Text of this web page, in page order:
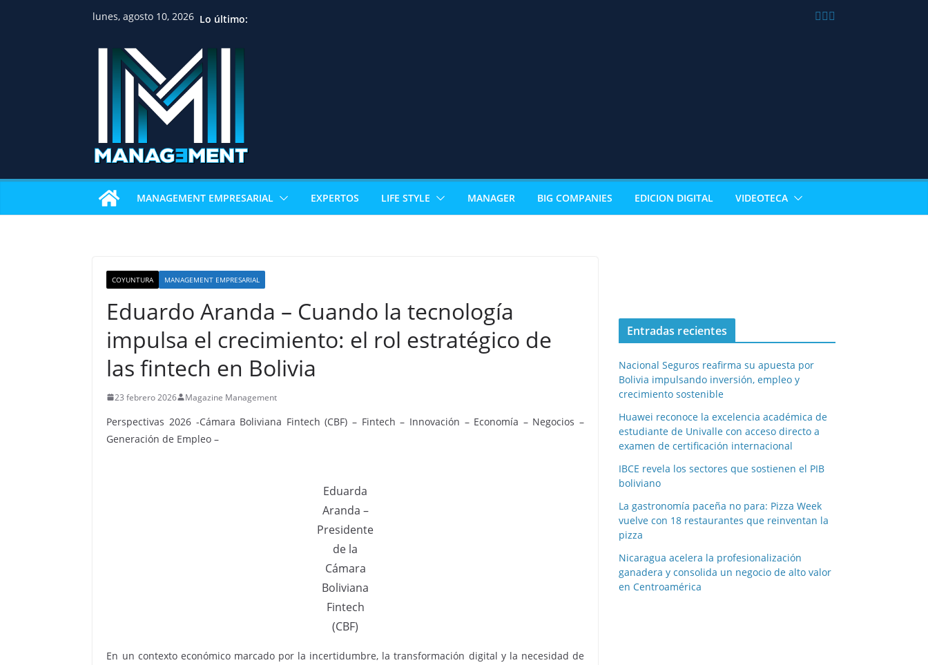
lunes, agosto 10, 2026 Lo último:
MANAGEMENT EMPRESARIAL EXPERTOS LIFE STYLE MANAGER BIG COMPANIES EDICION DIGITAL VIDEOTECA
COYUNTURA MANAGEMENT EMPRESARIAL
Eduardo Aranda – Cuando la tecnología
impulsa el crecimiento: el rol estratégico de
las fintech en Bolivia
23 febrero 2026 Magazine Management
Perspectivas 2026 -Cámara Boliviana Fintech (CBF) – Fintech – Innovación – Economía – Negocios –
Generación de Empleo –
Eduarda
Aranda –
Presidente
de la
Cámara
Boliviana
Fintech
(CBF)
En un contexto económico marcado por la incertidumbre, la transformación digital y la necesidad de
Entradas recientes
Nacional Seguros reafirma su apuesta por
Bolivia impulsando inversión, empleo y
crecimiento sostenible
Huawei reconoce la excelencia académica de
estudiante de Univalle con acceso directo a
examen de certificación internacional
IBCE revela los sectores que sostienen el PIB
boliviano
La gastronomía paceña no para: Pizza Week
vuelve con 18 restaurantes que reinventan la
pizza
Nicaragua acelera la profesionalización
ganadera y consolida un negocio de alto valor
en Centroamérica